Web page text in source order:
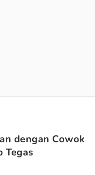
dengan Cowok
Tegas